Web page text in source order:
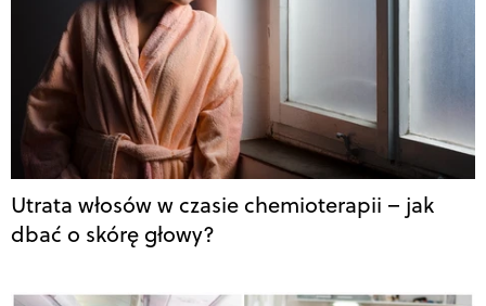
Utrata włosów w czasie chemioterapii – jak
dbać o skórę głowy?